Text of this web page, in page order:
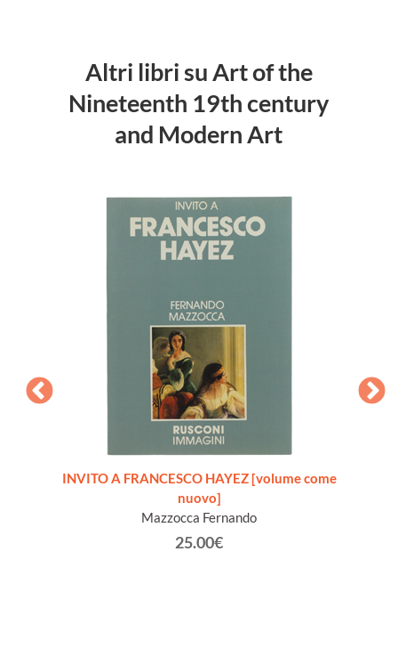
Altri libri su Art of the
Nineteenth 19th century
and Modern Art
INVITO A FRANCESCO HAYEZ [volume come
nuovo]
Mazzocca Fernando
25.00€